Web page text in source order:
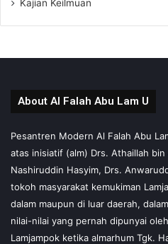
Kajian Keilmuan
About Al Falah Abu Lam U
Pesantren Modern Al Falah Abu
atas inisiatif (alm) Drs. Athaillah
Nashiruddin Hasyim, Drs.
tokoh masyarakat kemukiman
dalam maupun di luar daerah,
nilai-nilai yang pernah dipunyai
Lamjampok ketika almarhum Tgk.